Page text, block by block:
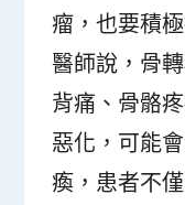
瘤，也要積
醫師說，骨
背痛、骨骼
惡化，可能
瘓，患者不